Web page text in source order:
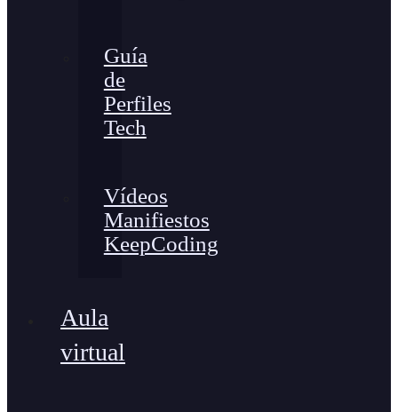
Guía
de
Perfiles
Tech
Vídeos
Manifiestos
KeepCoding
Aula
virtual